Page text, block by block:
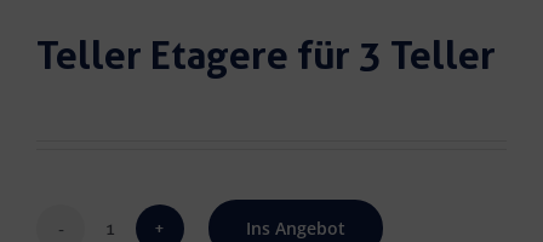
Teller Etagere für 3 Teller
Ins Angebot